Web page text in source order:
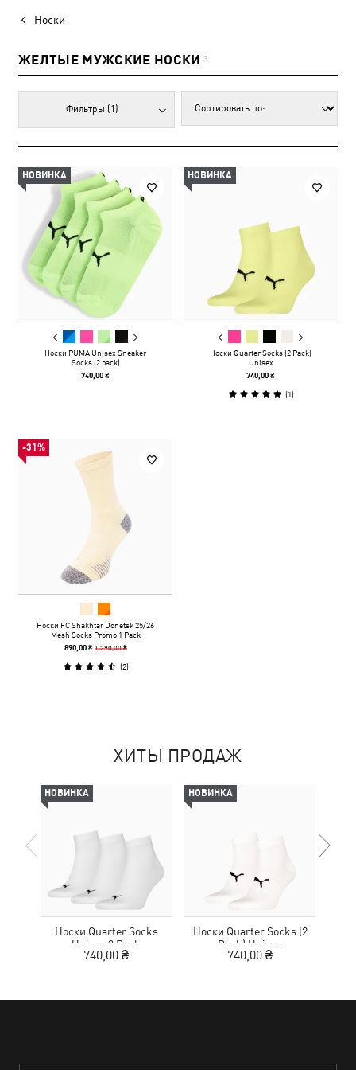
Носки
ЖЕЛТЫЕ МУЖСКИЕ НОСКИ 3
Фильтры (1)
НОВИНКА
Носки PUMA Unisex Sneaker
Socks (2 pack)
740,00 ₴
НОВИНКА
Носки Quarter Socks (2 Pack)
Unisex
740,00 ₴
(1)
-31%
Носки FC Shakhtar Donetsk 25/26
Mesh Socks Promo 1 Pack
890,00 ₴ 1 290,00 ₴
(2)
ХИТЫ ПРОДАЖ
НОВИНКА
Носки Quarter Socks
Unisex 3 Pack
740,00 ₴
НОВИНКА
Носки Quarter Socks (2
Pack) Unisex
740,00 ₴